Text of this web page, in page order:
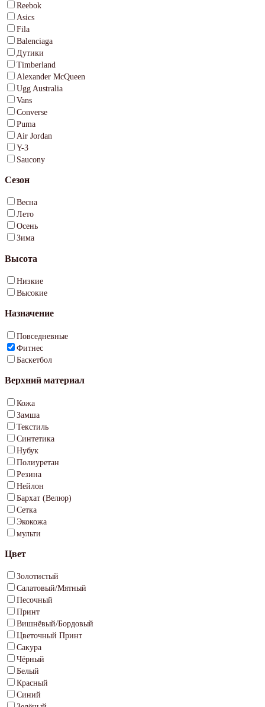
Reebok
Asics
Fila
Balenciaga
Дутики
Timberland
Alexander McQueen
Ugg Australia
Vans
Converse
Puma
Air Jordan
Y-3
Saucony
Сезон
Весна
Лето
Осень
Зима
Высота
Низкие
Высокие
Назначение
Повседневные
Фитнес
Баскетбол
Верхний материал
Кожа
Замша
Текстиль
Синтетика
Нубук
Полиуретан
Резина
Нейлон
Бархат (Велюр)
Сетка
Экокожа
мульти
Цвет
Золотистый
Салатовый/Мятный
Песочный
Принт
Вишнёвый/Бордовый
Цветочный Принт
Сакура
Чёрный
Белый
Красный
Синий